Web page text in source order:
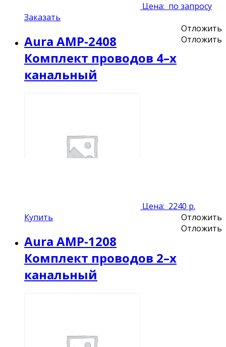
Цена: по запросу
Заказать
Отложить
Отложить
Aura AMP-2408
Комплект проводов 4–х
канальный
Цена: 2240 р.
Купить
Отложить
Отложить
Aura AMP-1208
Комплект проводов 2–х
канальный